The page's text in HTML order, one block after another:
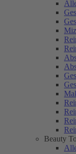
Beauty